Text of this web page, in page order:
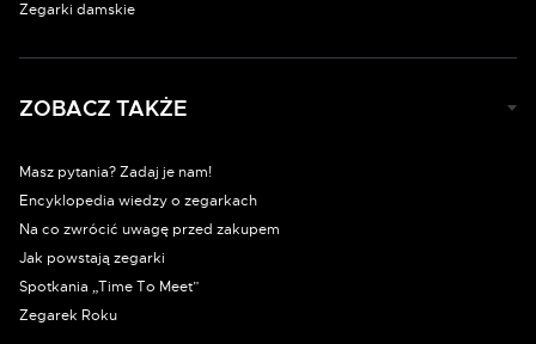
Zegarki damskie
ZOBACZ TAKŻE
Masz pytania? Zadaj je nam!
Encyklopedia wiedzy o zegarkach
Na co zwrócić uwagę przed zakupem
Jak powstają zegarki
Spotkania „Time To Meet”
Zegarek Roku